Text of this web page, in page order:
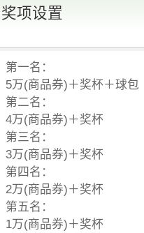
奖项设置
第一名：
5万(商品券)＋奖杯＋球包
第二名：
4万(商品券)＋奖杯
第三名：
3万(商品券)＋奖杯
第四名：
2万(商品券)＋奖杯
第五名：
1万(商品券)＋奖杯